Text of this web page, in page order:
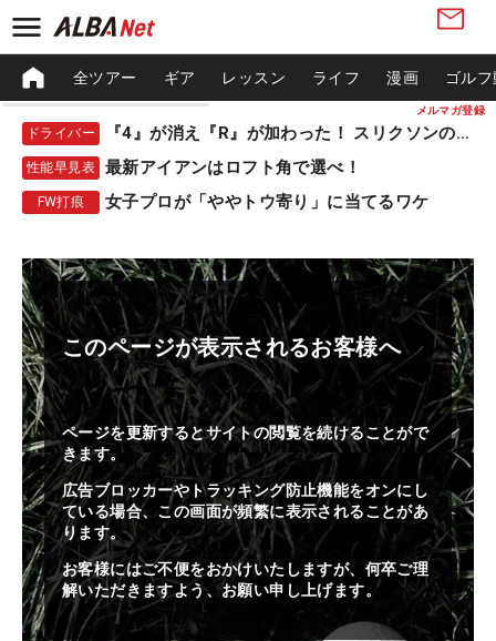
メルマガ登録
全ツアー ギア レッスン ライフ 漫画 ゴル
ドライバー 『4』が消え『R』が加わった！ スリクソンの新作
性能早見表 最新アイアンはロフト角で選べ！
FW打痕 女子プロが「ややトウ寄り」に当てるワケ
このページが表示されるお客様へ
ページを更新するとサイトの閲覧を続けることがで
きます。
広告ブロッカーやトラッキング防止機能をオンにし
ている場合、この画面が頻繁に表示されることがあ
ります。
お客様にはご不便をおかけいたしますが、何卒ご理
解いただきますよう、お願い申し上げます。